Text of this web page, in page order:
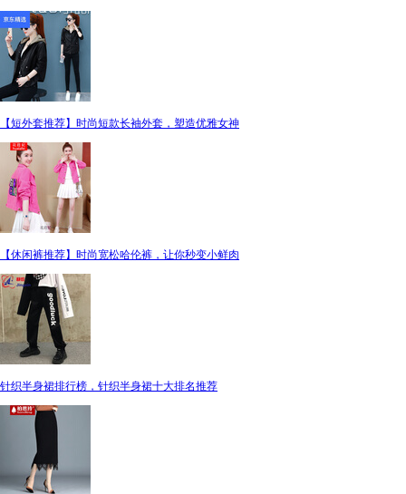
【短外套推荐】时尚短款长袖外套，塑造优雅女神
【休闲裤推荐】时尚宽松哈伦裤，让你秒变小鲜肉
针织半身裙排行榜，针织半身裙十大排名推荐